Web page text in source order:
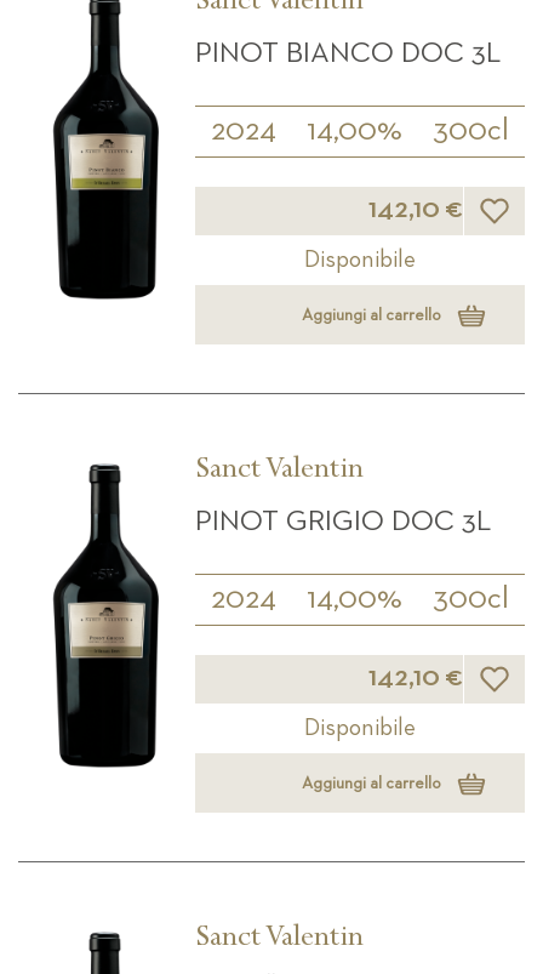
PINOT BIANCO DOC 3L
2024 14,00% 300cl
142,10 € Lista
Disponibile
Aggiungi al carrello
Sanct Valentin
PINOT GRIGIO DOC 3L
2024 14,00% 300cl
142,10 € Lista
Disponibile
Aggiungi al carrello
Sanct Valentin